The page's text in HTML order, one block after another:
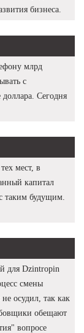
бизнеса.
млрд
с
Сегодня
мест, в
капитал
таким будущим.
для Dzintropin
смены
осудил, так как
обещают
вопросе